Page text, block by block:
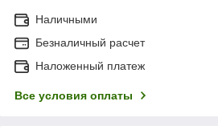
Наличными
Безналичный расчет
Наложенный платеж
Все условия оплаты